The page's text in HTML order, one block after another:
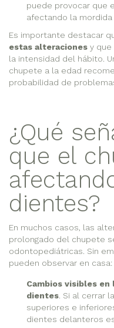
puede provocar que
afectando la mordida
Es importante destacar
estas alteraciones y que
la intensidad del hábito.
chupete a la edad
probabilidad de
¿Qué
que el
dientes?
En muchos casos, las
prolongado del chupete
odontopediátricas. Sin
pueden observar en casa:
Cambios visibles
dientes. Si al cerrar
superiores e
dientes delanteros